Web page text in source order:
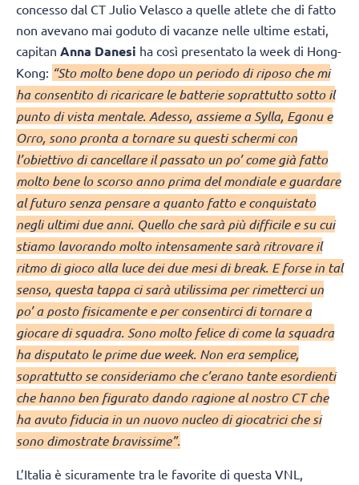
concesso dal CT Julio Velasco a quelle atlete che di fatto
non avevano mai goduto di vacanze nelle ultime estati,
capitan Anna Danesi ha così presentato la week di Hong-
Kong: “Sto molto bene dopo un periodo di riposo che mi
ha consentito di ricaricare le batterie soprattutto sotto il
punto di vista mentale. Adesso, assieme a Sylla, Egonu e
Orro, sono pronta a tornare su questi schermi con
l’obiettivo di cancellare il passato un po’ come già fatto
molto bene lo scorso anno prima del mondiale e guardare
al futuro senza pensare a quanto fatto e conquistato
negli ultimi due anni. Quello che sarà più difficile e su cui
stiamo lavorando molto intensamente sarà ritrovare il
ritmo di gioco alla luce dei due mesi di break. E forse in tal
senso, questa tappa ci sarà utilissima per rimetterci un
po’ a posto fisicamente e per consentirci di tornare a
giocare di squadra. Sono molto felice di come la squadra
ha disputato le prime due week. Non era semplice,
soprattutto se consideriamo che c’erano tante esordienti
che hanno ben figurato dando ragione al nostro CT che
ha avuto fiducia in un nuovo nucleo di giocatrici che si
sono dimostrate bravissime”.
L’Italia è sicuramente tra le favorite di questa VNL,